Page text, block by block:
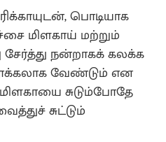
பொடியாக
மிளகாய் மற்றும்
நன்றாகக் கலக்க
வேண்டும் என
சுடும்போதே
சுட்டும்